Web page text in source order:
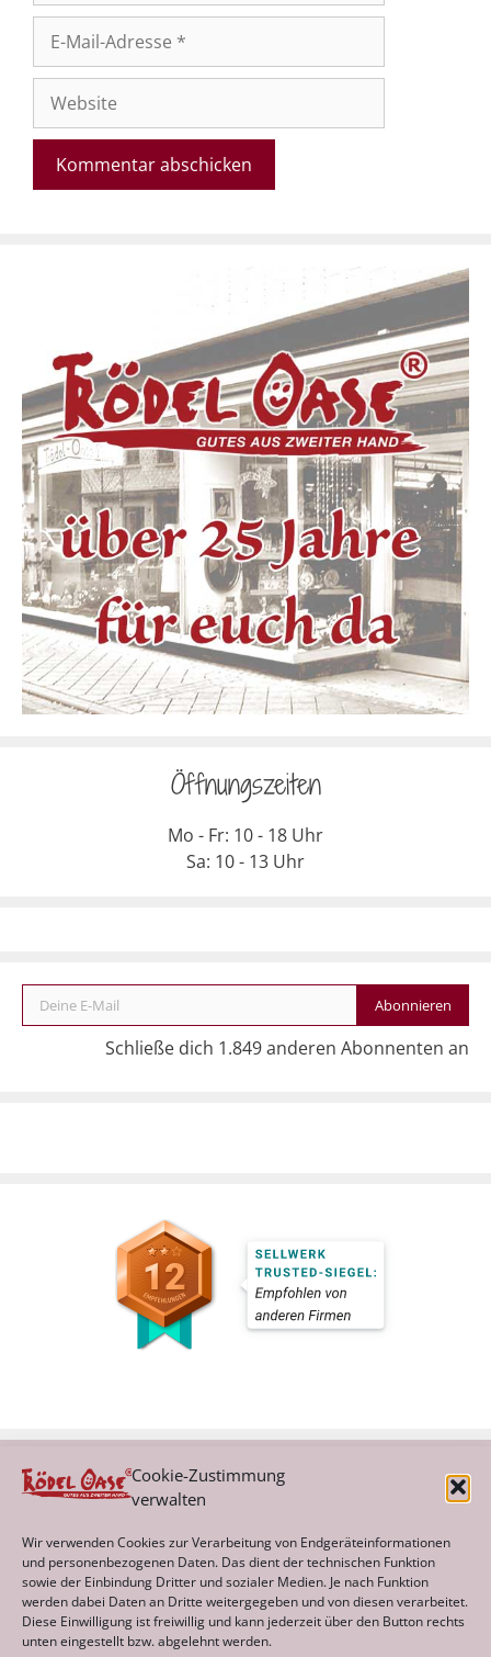
Cookie-Zustimmung
verwalten
Wir verwenden Cookies zur Verarbeitung von Endgeräteinformationen
und personenbezogenen Daten. Das dient der technischen Funktion
sowie der Einbindung Dritter und sozialer Medien. Je nach Funktion
werden dabei Daten an Dritte weitergegeben und von diesen verarbeitet.
Diese Einwilligung ist freiwillig und kann jederzeit über den Button rechts
unten eingestellt bzw. abgelehnt werden.
Mail-
Adresse
Website
Öffnungszeiten
Mo - Fr: 10 - 18 Uhr
Sa: 10 - 13 Uhr
Deine E-Mail
Abonnieren
Schließe dich 1.849 anderen Abonnenten an
Archiv